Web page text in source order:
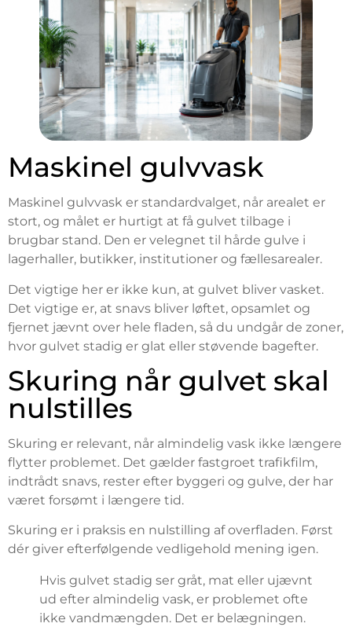
Maskinel gulvvask
Maskinel gulvvask er standardvalget, når arealet er
stort, og målet er hurtigt at få gulvet tilbage i
brugbar stand. Den er velegnet til hårde gulve i
lagerhaller, butikker, institutioner og fællesarealer.
Det vigtige her er ikke kun, at gulvet bliver vasket.
Det vigtige er, at snavs bliver løftet, opsamlet og
fjernet jævnt over hele fladen, så du undgår de zoner,
hvor gulvet stadig er glat eller støvende bagefter.
Skuring når gulvet skal
nulstilles
Skuring er relevant, når almindelig vask ikke længere
flytter problemet. Det gælder fastgroet trafikfilm,
indtrådt snavs, rester efter byggeri og gulve, der har
været forsømt i længere tid.
Skuring er i praksis en nulstilling af overfladen. Først
dér giver efterfølgende vedligehold mening igen.
Hvis gulvet stadig ser gråt, mat eller ujævnt
ud efter almindelig vask, er problemet ofte
ikke vandmængden. Det er belægningen.